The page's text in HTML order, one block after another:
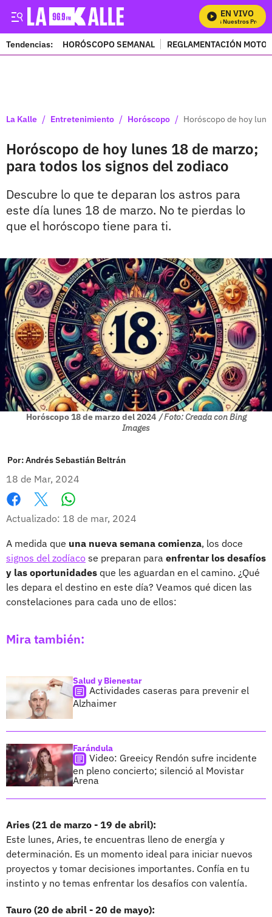
EN VIVO
Mira Todos Nuestros
Tendencias: HORÓSCOPO SEMANAL REGLAMENTACIÓN
La Kalle / Entretenimiento / Horóscopo / Horóscopo de hoy
Horóscopo de hoy lunes 18 de marzo;
para todos los signos del zodiaco
Descubre lo que te deparan los astros para
este día lunes 18 de marzo. No te pierdas lo
que el horóscopo tiene para ti.
Horóscopo 18 de marzo del 2024 / Foto: Creada con Bing
Images
Por:Andrés Sebastián Beltrán
18 de Mar, 2024
Facebook
X
Actualizado: 18 de mar, 2024
A medida que una nueva semana comienza, los doce
signos del zodíaco se preparan para enfrentar los desafíos
y las oportunidades que les aguardan en el camino. ¿Qué
les depara el destino en este día? Veamos qué dicen las
constelaciones para cada uno de ellos:
Mira también:
Salud y Bienestar
Actividades caseras para prevenir el
Alzhaimer
Farándula
Video: Greeicy Rendón sufre incidente
en pleno concierto; silenció al Movistar
Arena
Aries (21 de marzo - 19 de abril):
Este lunes, Aries, te encuentras lleno de energía y
determinación. Es un momento ideal para iniciar nuevos
proyectos y tomar decisiones importantes. Confía en tu
instinto y no temas enfrentar los desafíos con valentía.
Tauro (20 de abril - 20 de mayo):